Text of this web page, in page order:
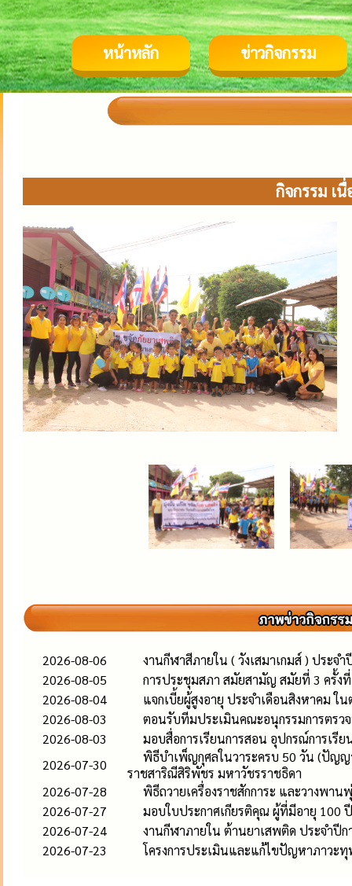
หน้าหลัก ข่าวกิจกรรม
กิจกรรม เ
2026-08-06
งานกีฬาสีภายใน ( วังเสมาเกมส์ ) ประจ
2026-08-05
การประชุมสภา สมัยสามัญ สมัยที่ 3 ครั้ง
2026-08-04
แจกเบี้ยผู้สูงอายุ ประจำเดือนสิงหาคม ใ
2026-08-03
ตอนรับทีมประเมินคณะอนุกรรมการตรว
2026-08-03
มอบสื่อการเรียนการสอน อุปกรณ์การเรี
2026-07-30
พิธีบำเพ็ญกุศลในวาระครบ 50 วัน (ปัญญ
ราชสาริณีสิริพัชร มหาวัชรราชธิดา
2026-07-28
พิธีถวายเครื่องราชสักการะ และวางพา
2026-07-27
มอบใบประกาศเกียรติคุณ ผู้ที่มีอายุ 100 ปี
2026-07-24
งานกีฬาภายใน ต้านยาเสพติด ประจำปี
2026-07-23
โครงการประเมินและแก้ไขปัญหาภาวะ